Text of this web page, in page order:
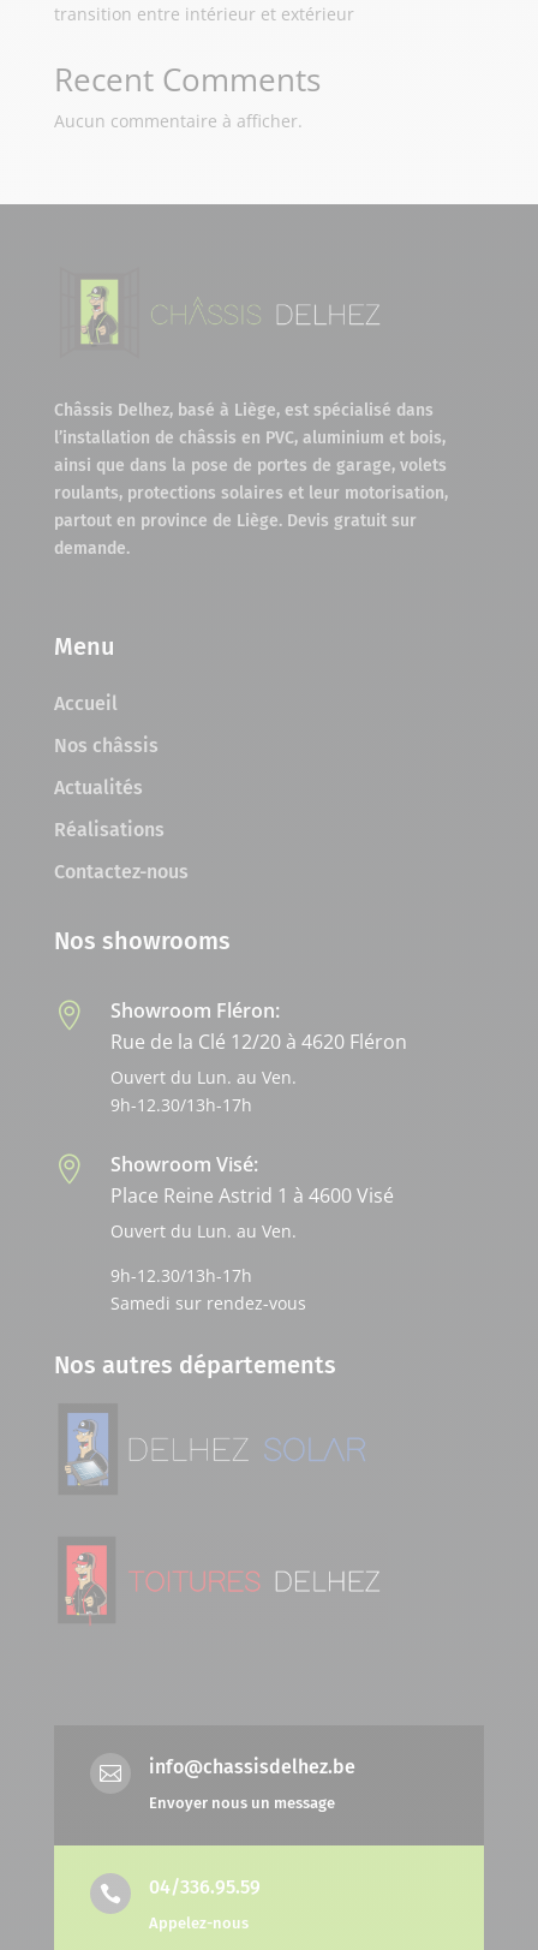
transition entre intérieur et extérieur
Recent Comments
Aucun commentaire à afficher.
Châssis Delhez, basé à Liège, est spécialisé dans
l’installation de châssis en PVC, aluminium et bois,
ainsi que dans la pose de portes de garage, volets
roulants, protections solaires et leur motorisation,
partout en province de Liège. Devis gratuit sur
demande.
Menu
Accueil
Nos châssis
Actualités
Réalisations
Contactez-nous
Nos showrooms

Showroom Fléron:
Rue de la Clé 12/20 à 4620 Fléron
Ouvert du Lun. au Ven.
9h-12.30/13h-17h

Showroom Visé:
Place Reine Astrid 1 à 4600 Visé
Ouvert du Lun. au Ven.
9h-12.30/13h-17h
Samedi sur rendez-vous
Nos autres départements
 info@chassisdelhez.be
Envoyer nous un message
 04/336.95.59
Appelez-nous